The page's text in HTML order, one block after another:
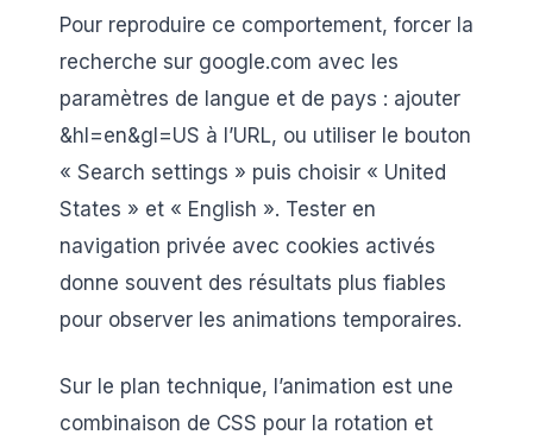
Pour reproduire ce comportement, forcer la
recherche sur google.com avec les
paramètres de langue et de pays : ajouter
&hl=en&gl=US à l’URL, ou utiliser le bouton
« Search settings » puis choisir « United
States » et « English ». Tester en
navigation privée avec cookies activés
donne souvent des résultats plus fiables
pour observer les animations temporaires.
Sur le plan technique, l’animation est une
combinaison de CSS pour la rotation et